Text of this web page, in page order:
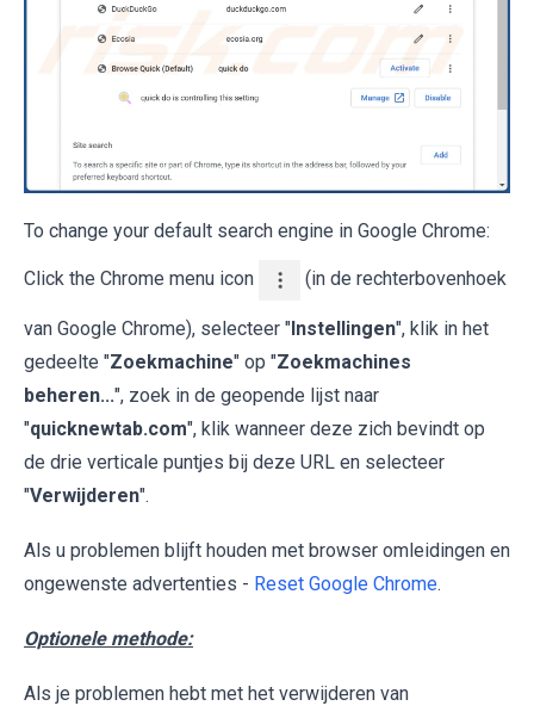
To change your default search engine in Google Chrome:
Click the Chrome menu icon (in de rechterbovenhoek
van Google Chrome), selecteer "Instellingen", klik in het
gedeelte "Zoekmachine" op "Zoekmachines
beheren...", zoek in de geopende lijst naar
"quicknewtab.com", klik wanneer deze zich bevindt op
de drie verticale puntjes bij deze URL en selecteer
"Verwijderen".
Als u problemen blijft houden met browser omleidingen en
ongewenste advertenties - Reset Google Chrome.
Optionele methode:
Als je problemen hebt met het verwijderen van